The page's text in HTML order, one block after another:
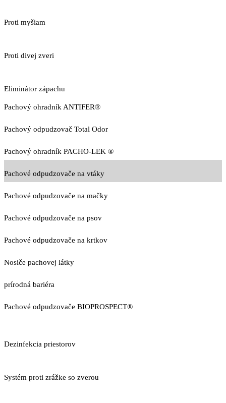
Proti myšiam
Proti divej zveri
Eliminátor zápachu
Pachový ohradník ANTIFER®
Pachový odpudzovač Total Odor
Pachový ohradník PACHO-LEK ®
Pachové odpudzovače na vtáky
Pachové odpudzovače na mačky
Pachové odpudzovače na psov
Pachové odpudzovače na krtkov
Nosiče pachovej látky
prírodná bariéra
Pachové odpudzovače BIOPROSPECT®
Dezinfekcia priestorov
Systém proti zrážke so zverou